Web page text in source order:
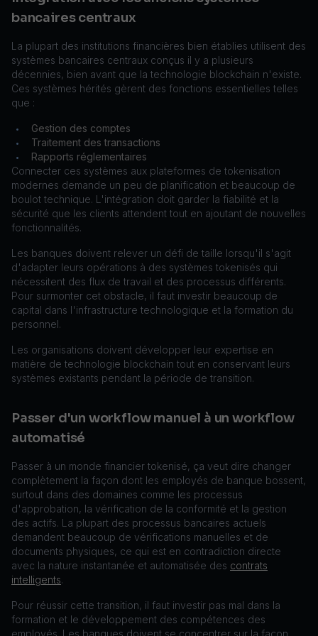
bancaires centraux
La plupart des institutions financières bien établies utilisent des
systèmes bancaires centraux conçus il y a plusieurs
décennies, bien avant que la technologie blockchain n'existe.
Ces systèmes hérités gèrent des fonctions essentielles telles
que :
• Gestion des comptes
• Traitement des transactions
•
Rapports réglementaires
Connecter ces systèmes aux plateformes de tokenisation
modernes demande un peu de planification et beaucoup de
boulot technique. L'intégration doit garder la fiabilité et la
sécurité que les clients attendent tout en ajoutant de nouvelles
fonctionnalités.
Les banques doivent relever un défi de taille lorsqu'il s'agit
d'adapter leurs opérations à des systèmes tokenisés qui
nécessitent des flux de travail et des processus différents.
Pour surmonter cet obstacle, il faut investir beaucoup de
capital dans l'infrastructure technologique et la formation du
personnel.
Les organisations doivent développer leur expertise en
matière de technologie blockchain tout en conservant leurs
systèmes existants pendant la période de transition.
Passer d'un workflow manuel à un workflow
automatisé
Passer à un monde financier tokenisé, ça veut dire changer
complètement la façon dont les employés de banque bossent,
surtout dans des domaines comme les processus
d'approbation, la vérification de la conformité et la gestion
des actifs. La plupart des processus bancaires actuels
demandent beaucoup de vérifications manuelles et de
documents physiques, ce qui est en contradiction directe
avec la nature instantanée et automatisée des contrats
intelligents.
Pour réussir cette transition, il faut investir pas mal dans la
formation et le développement des compétences des
employés. Les banques doivent se concentrer sur la façon